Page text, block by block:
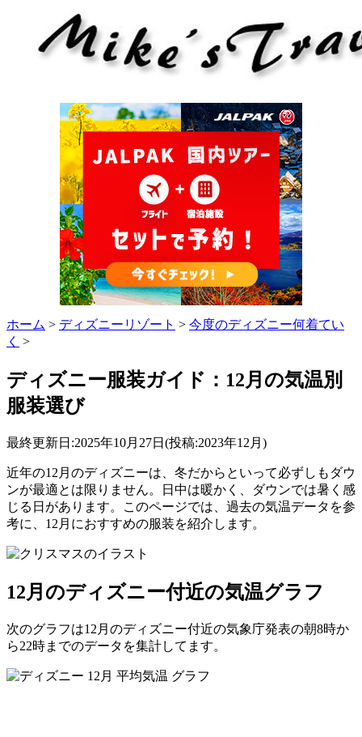
ホーム > ディズニーリゾート > 今度のディズニー何着てい
く >
ディズニー服装ガイド：12月の気温別
服装選び
最終更新日:2025年10月27日(投稿:2023年12月)
近年の12月のディズニーは、冬だからといって必ずしもダウ
ンが最適とは限りません。日中は暖かく、ダウンでは暑く感
じる日があります。このページでは、過去の気温データを参
考に、12月におすすめの服装を紹介します。
12月のディズニー付近の気温グラフ
次のグラフは12月のディズニー付近の気象庁発表の朝8時か
ら22時までのデータ を集計してます。